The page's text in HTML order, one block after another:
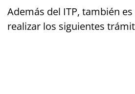
Además del ITP, también
realizar los siguientes